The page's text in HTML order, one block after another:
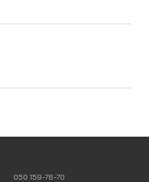
050 159-76-70